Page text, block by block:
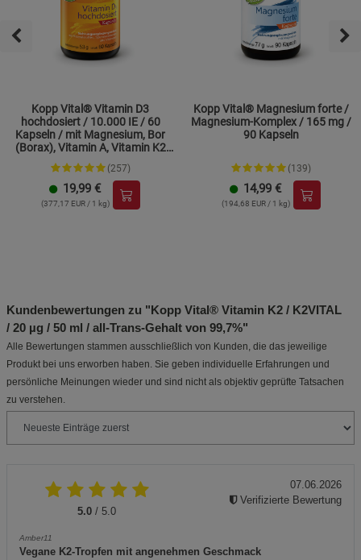
Kopp Vital® Vitamin D3
hochdosiert / 10.000 IE / 60
Kapseln / mit Magnesium, Bor
(Borax), Vitamin A, Vitamin K2
und Zink
(257)
19,99 €
(377,17 EUR / 1 kg)
Kopp Vital® Magnesium forte /
Magnesium-Komplex / 165 mg /
90 Kapseln
(139)
14,99 €
(194,68 EUR / 1 kg)
Kundenbewertungen zu "Kopp Vital® Vitamin K2 / K2VITAL
/ 20 µg / 50 ml / all-Trans-Gehalt von 99,7%"
Alle Bewertungen stammen ausschließlich von Kunden, die das jeweilige
Produkt bei uns erworben haben. Sie geben individuelle Erfahrungen und
persönliche Meinungen wieder und sind nicht als objektiv geprüfte Tatsachen
zu verstehen.
5.0 / 5.0
Amber11
Vegane K2-Tropfen mit angenehmen Geschmack
07.06.2026
Verifizierte Bewertung